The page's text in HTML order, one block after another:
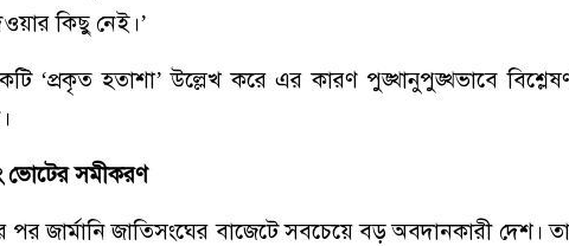
কিছু নেই।’
‘প্রকৃত হতাশা’ উল্লেখ করে এর কারণ পুঙ্খানুপুঙ্খভাবে
ভোটের সমীকরণ
পর জার্মানি জাতিসংঘের বাজেটে সবচেয়ে বড় অবদানকারী দেশ। তা